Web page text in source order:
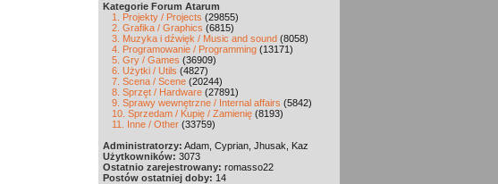
Kategorie Forum Atarum
1. Projekty / Projects (29855)
2. Grafika / Graphics (6815)
3. Muzyka i dźwięk / Music and sound (8058)
4. Programowanie / Programming (13171)
5. Gry / Games (36909)
6. Użytki / Utils (4827)
7. Scena / Scene (20244)
8. Sprzęt / Hardware (27891)
9. Sprawy wewnętrzne / Internal affairs (5842)
10. Sprzedam / Kupię / Zamienię (8193)
11. Inne / Other (33759)
Administratorzy: Adam, Cyprian, Jhusak, Kaz
Użytkowników: 3073
Ostatnio zarejestrowany: romasso22
Postów ostatniej doby: 14